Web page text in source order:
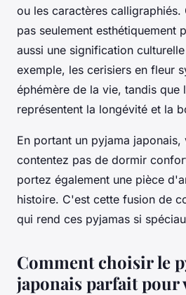
ou les caractères calligraphiés.
pas seulement esthétiquement
aussi une signification
exemple, les cerisiers en fleur
éphémère de la vie, tandis que
représentent la longévité et la
En portant un pyjama japonais,
contentez pas de dormir
portez également une pièce
histoire. C'est cette fusion de
qui rend ces pyjamas si
Comment choisir le
japonais parfait pour